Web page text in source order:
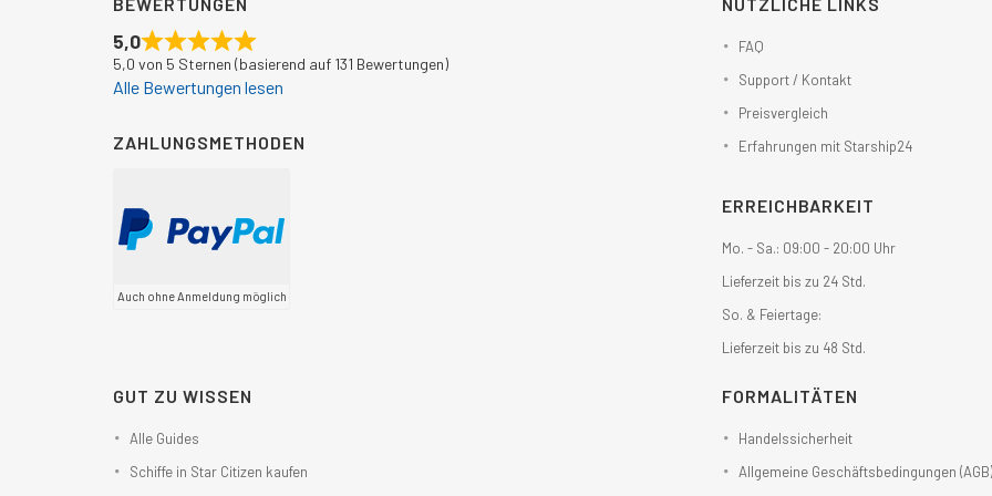
5,0
5,0 von 5 Sternen (basierend auf 131 Bewertungen)
Alle Bewertungen lesen
ZAHLUNGSMETHODEN
Auch ohne Anmeldung möglich
FAQ
Support / Kontakt
Preisvergleich
Erfahrungen mit Starship24
ERREICHBARKEIT
Mo. - Sa.: 09:00 - 20:00 Uhr
Lieferzeit bis zu 24 Std.
So. & Feiertage:
Lieferzeit bis zu 48 Std.
GUT ZU WISSEN
Alle Guides
Schiffe in Star Citizen kaufen
FORMALITÄTEN
Handelssicherheit
Allgemeine Geschäftsbedingungen (AGB)